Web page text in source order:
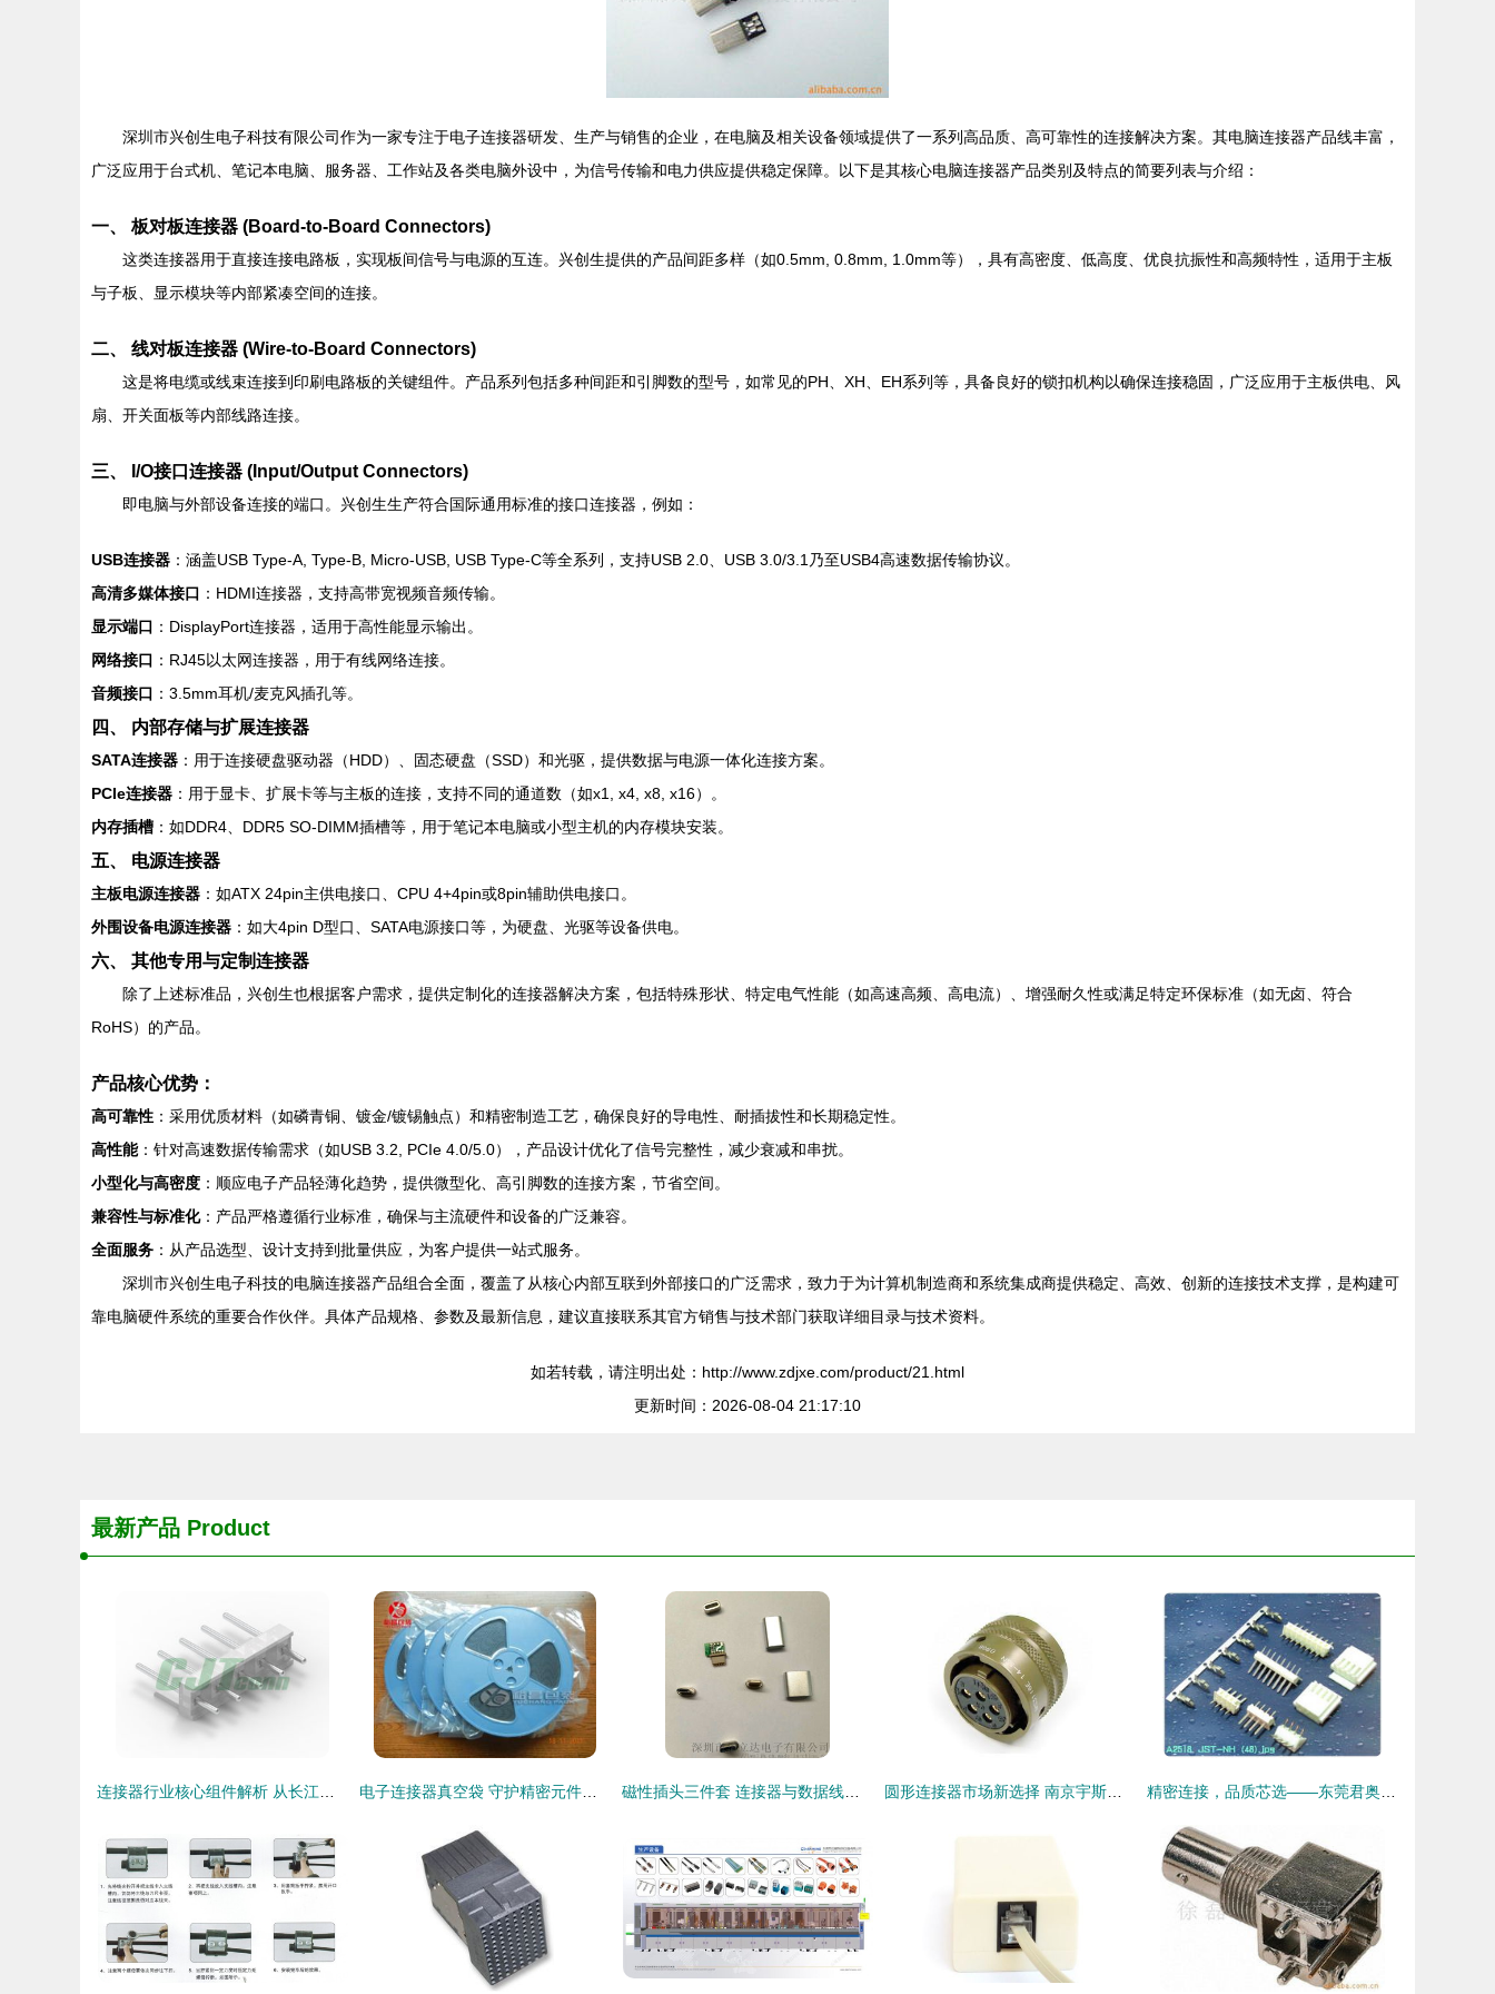
深圳市兴创生电子科技有限公司作为一家专注于电子连接器研发、生产与销售的企业，在电脑及相关设备领域提供了一系列高品质、高可靠性的连接解决方案。其电脑连接器产品线丰富，
广泛应用于台式机、笔记本电脑、服务器、工作站及各类电脑外设中，为信号传输和电力供应提供稳定保障。以下是其核心电脑连接器产品类别及特点的简要列表与介绍：
一、 板对板连接器 (Board-to-Board Connectors)
这类连接器用于直接连接电路板，实现板间信号与电源的互连。兴创生提供的产品间距多样（如0.5mm, 0.8mm, 1.0mm等），具有高密度、低高度、优良抗振性和高频特性，适用于主板
与子板、显示模块等内部紧凑空间的连接。
二、 线对板连接器 (Wire-to-Board Connectors)
这是将电缆或线束连接到印刷电路板的关键组件。产品系列包括多种间距和引脚数的型号，如常见的PH、XH、EH系列等，具备良好的锁扣机构以确保连接稳固，广泛应用于主板供电、风
扇、开关面板等内部线路连接。
三、 I/O接口连接器 (Input/Output Connectors)
即电脑与外部设备连接的端口。兴创生生产符合国际通用标准的接口连接器，例如：
USB连接器 ：涵盖USB Type-A, Type-B, Micro-USB, USB Type-C等全系列，支持USB 2.0、USB 3.0/3.1乃至USB4高速数据传输协议。
高清多媒体接口 ：HDMI连接器，支持高带宽视频音频传输。
显示端口 ：DisplayPort连接器，适用于高性能显示输出。
网络接口 ：RJ45以太网连接器，用于有线网络连接。
音频接口 ：3.5mm耳机/麦克风插孔等。
四、 内部存储与扩展连接器
SATA连接器 ：用于连接硬盘驱动器（HDD）、固态硬盘（SSD）和光驱，提供数据与电源一体化连接方案。
PCIe连接器 ：用于显卡、扩展卡等与主板的连接，支持不同的通道数（如x1, x4, x8, x16）。
内存插槽 ：如DDR4、DDR5 SO-DIMM插槽等，用于笔记本电脑或小型主机的内存模块安装。
五、 电源连接器
主板电源连接器 ：如ATX 24pin主供电接口、CPU 4+4pin或8pin辅助供电接口。
外围设备电源连接器 ：如大4pin D型口、SATA电源接口等，为硬盘、光驱等设备供电。
六、 其他专用与定制连接器
除了上述标准品，兴创生也根据客户需求，提供定制化的连接器解决方案，包括特殊形状、特定电气性能（如高速高频、高电流）、增强耐久性或满足特定环保标准（如无卤、符合
RoHS）的产品。
产品核心优势：
高可靠性 ：采用优质材料（如磷青铜、镀金/镀锡触点）和精密制造工艺，确保良好的导电性、耐插拔性和长期稳定性。
高性能：针对高速数据传输需求（如USB 3.2, PCIe 4.0/5.0），产品设计优化了信号完整性，减少衰减和串扰。
小型化与高密度 ：顺应电子产品轻薄化趋势，提供微型化、高引脚数的连接方案，节省空间。
兼容性与标准化：产品严格遵循行业标准，确保与主流硬件和设备的广泛兼容。
全面服务 ：从产品选型、设计支持到批量供应，为客户提供一站式服务。
深圳市兴创生电子科技的电脑连接器产品组合全面，覆盖了从核心内部互联到外部接口的广泛需求，致力于为计算机制造商和系统集成商提供稳定、高效、创新的连接技术支撑，是构建可
靠电脑硬件系统的重要合作伙伴。具体产品规格、参数及最新信息，建议直接联系其官方销售与技术部门获取详细目录与技术资料。
如若转载，请注明出处：http://www.zdjxe.com/product/21.html
更新时间：2026-08-04 21:17:10
最新产品 Product